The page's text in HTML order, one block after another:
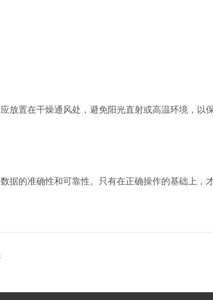
置在干燥通风处，避免阳光直射或高温环境，以保
的准确性和可靠性。只有在正确操作的基础上，